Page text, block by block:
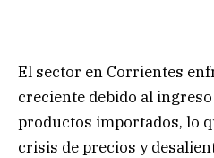
El sector en Corrientes
creciente debido al
productos importados, lo
crisis de precios y